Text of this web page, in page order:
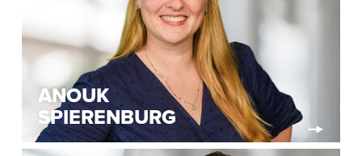
ANOUK
SPIERENBURG